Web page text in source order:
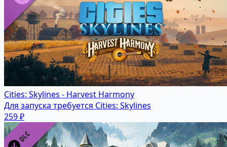
Cities: Skylines - Harvest Harmony
Для запуска требуется Cities: Skylines
259 ₽